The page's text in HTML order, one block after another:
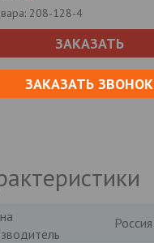
208-128-4
ЗАКАЗАТЬ
ЗАКАЗАТЬ ЗВОНОК
Россия